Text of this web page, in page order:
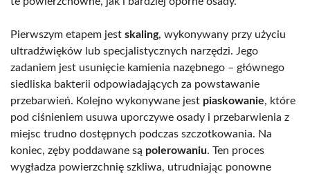
Pierwszym etapem jest skaling, wykonywany przy użyciu
ultradźwięków lub specjalistycznych narzędzi. Jego
zadaniem jest usunięcie kamienia nazębnego – głównego
siedliska bakterii odpowiadających za powstawanie
przebarwień. Kolejno wykonywane jest piaskowanie, które
pod ciśnieniem usuwa uporczywe osady i przebarwienia z
miejsc trudno dostępnych podczas szczotkowania. Na
koniec, zęby poddawane są polerowaniu. Ten proces
wygładza powierzchnię szkliwa, utrudniając ponowne